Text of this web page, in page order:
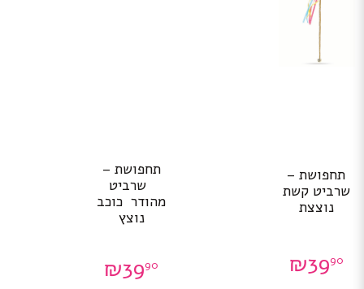
תחפושת –
שרביט קשת
נוצצת
₪3990
תחפושת –
שרביט
מהודר כוכב
נוצץ
₪3990